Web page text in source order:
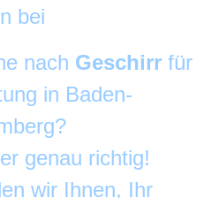
bei
nach Geschirr für
in Baden-
genau richtig!
wir Ihnen, Ihr